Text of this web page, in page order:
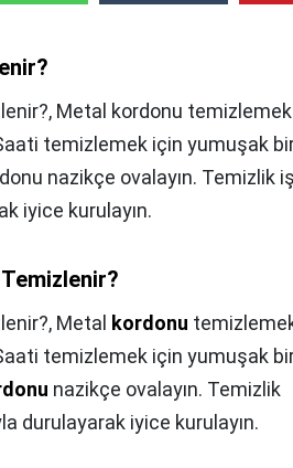
Metal kordonu temizlemek
temizlemek için yumuşak
nazikçe ovalayın. Temizlik
iyice kurulayın.
Metal kordonu
temizlemek için yumuşak
nazikçe ovalayın. Temizlik
durulayarak iyice kurulayın.